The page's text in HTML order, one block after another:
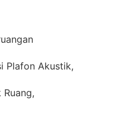
Plafon Akustik,